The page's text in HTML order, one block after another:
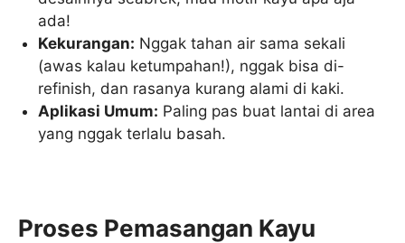
ada!
Kekurangan: Nggak tahan air sama sekali
(awas kalau ketumpahan!), nggak bisa di-
refinish, dan rasanya kurang alami di kaki.
Aplikasi Umum: Paling pas buat lantai di area
yang nggak terlalu basah.
Proses Pemasangan Kayu